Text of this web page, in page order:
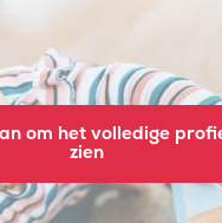
om het volledige
zien